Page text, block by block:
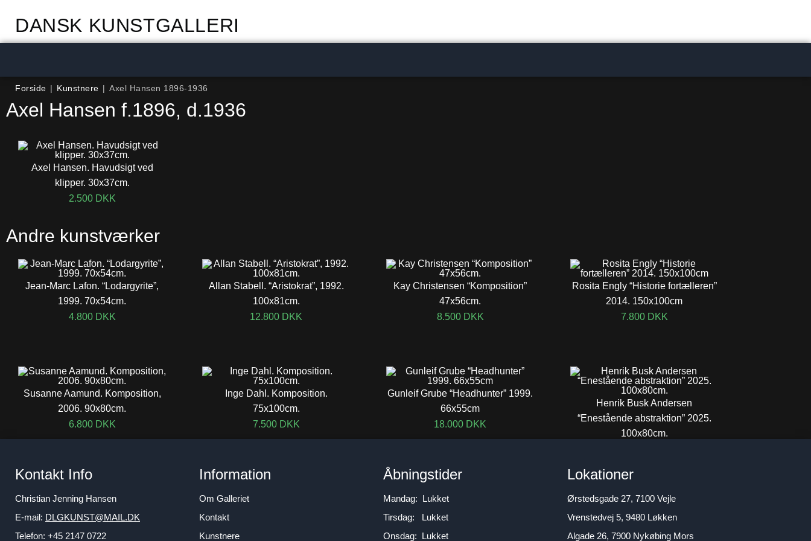
DANSK KUNSTGALLERI
Forside | Kunstnere | Axel Hansen 1896-1936
Axel Hansen f.1896, d.1936
Axel Hansen. Havudsigt ved
klipper. 30x37cm.
2.500 DKK
Andre kunstværker
Jean-Marc Lafon. “Lodargyrite”,
1999. 70x54cm.
4.800 DKK
Allan Stabell. “Aristokrat”, 1992.
100x81cm.
12.800 DKK
Kay Christensen “Komposition”
47x56cm.
8.500 DKK
Rosita Engly “Historie fortælleren”
2014. 150x100cm
7.800 DKK
Susanne Aamund. Komposition,
2006. 90x80cm.
6.800 DKK
Inge Dahl. Komposition.
75x100cm.
7.500 DKK
Gunleif Grube “Headhunter” 1999.
66x55cm
18.000 DKK
Henrik Busk Andersen
“Enestående abstraktion” 2025.
100x80cm.
Kontakt Info
Christian Jenning Hansen
E-mail: DLGKUNST@MAIL.DK
Telefon: +45 2147 0722
Information
Om Galleriet
Kontakt
Kunstnere
Åbningstider
Mandag: Lukket
Tirsdag: Lukket
Onsdag: Lukket
Lokationer
Ørstedsgade 27, 7100 Vejle
Vrenstedvej 5, 9480 Løkken
Algade 26, 7900 Nykøbing Mors